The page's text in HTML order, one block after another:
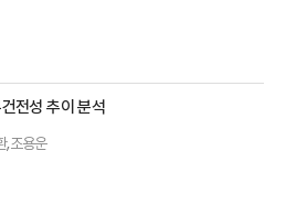
전성 추이 분석
,조용운